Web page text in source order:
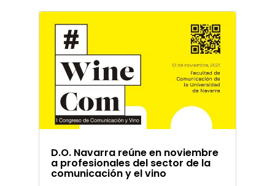
D.O. Navarra reúne en noviembre
a profesionales del sector de la
comunicación y el vino